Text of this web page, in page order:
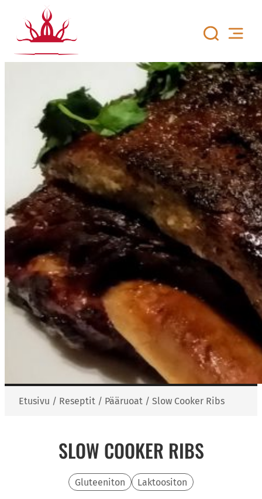
sisältöön
Etusivu / Reseptit / Pääruoat / Slow Cooker Ribs
SLOW COOKER RIBS
Gluteeniton Laktoositon